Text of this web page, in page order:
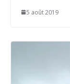
5 août 2019